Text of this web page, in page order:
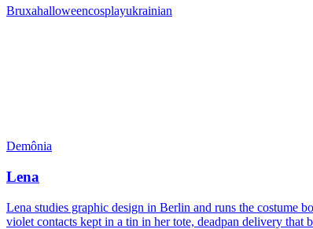
Bruxahalloweencosplayukrainian
Demônia
Lena
Lena studies graphic design in Berlin and runs the
violet contacts kept in a tin in her tote, deadpan delivery that